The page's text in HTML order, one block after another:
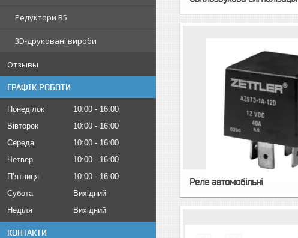
Редуктори B5
3D-друковані вироби
Отзывы
ГРАФІК РОБОТИ
Понеділок 10:00
16:00
Вівторок
10:00
16:00
Середа
10:00
16:00
Четвер
10:00
16:00
Пʼятниця
10:00
16:00
Субота
Вихідний
Неділя
Вихідний
КОНТАКТИ
Реле автомобільні